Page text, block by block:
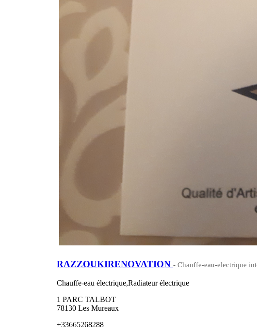
RAZZOUKIRENOVATION - Chauffe-eau-electrique
Chauffe-eau électrique,Radiateur électrique
1 PARC TALBOT
78130 Les Mureaux
+33665268288